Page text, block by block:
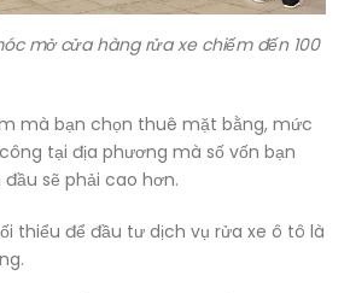
mở cửa hàng rửa xe chiếm đến 100
mà bạn chọn thuê mặt bằng, mức
tại địa phương mà số vốn bạn
sẽ phải cao hơn.
thiểu để đầu tư dịch vụ rửa xe ô tô là